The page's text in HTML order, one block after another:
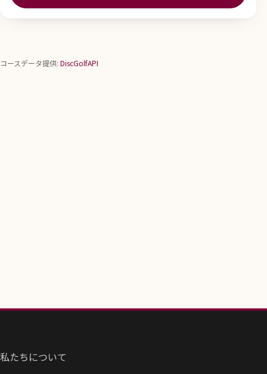
コースデータ提供: DiscGolfAPI
私たちについて